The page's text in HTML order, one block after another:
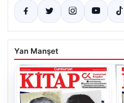
Yan Manşet